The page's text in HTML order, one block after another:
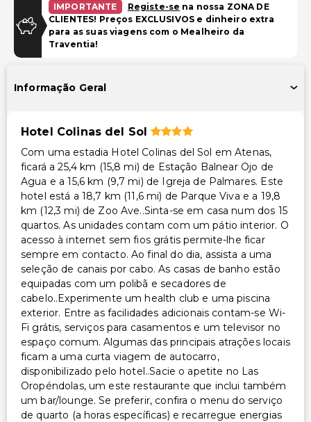
Instalações
Biblioteca
TV em áreas comuns
Área para piquenique
Transporte para o aeroporto (custo adicional)
Acessibilidade
Caminho acessível para cadeira de rodas
Outros serviços
Cofre na recepção
Serviço de lavanderia
IMPORTANTE Registe-se na nossa ZONA DE
CLIENTES! Preços EXCLUSIVOS e dinheiro extra
para as suas viagens com o Mealheiro da
Traventia!
Informação Geral
Hotel Colinas del Sol
Com uma estadia Hotel Colinas del Sol em Atenas,
ficará a 25,4 km (15,8 mi) de Estação Balnear Ojo de
Agua e a 15,6 km (9,7 mi) de Igreja de Palmares. Este
hotel está a 18,7 km (11,6 mi) de Parque Viva e a 19,8
km (12,3 mi) de Zoo Ave..Sinta-se em casa num dos 15
quartos. As unidades contam com um pátio interior. O
acesso à internet sem fios grátis permite-lhe ficar
sempre em contacto. Ao final do dia, assista a uma
seleção de canais por cabo. As casas de banho estão
equipadas com um polibã e secadores de
cabelo..Experimente um health club e uma piscina
exterior. Entre as facilidades adicionais contam-se Wi-
Fi grátis, serviços para casamentos e um televisor no
espaço comum. Algumas das principais atrações locais
ficam a uma curta viagem de autocarro,
disponibilizado pelo hotel..Sacie o apetite no Las
Oropéndolas, um este restaurante que inclui também
um bar/lounge. Se preferir, confira o menu do serviço
de quarto (a horas específicas) e recarregue energias